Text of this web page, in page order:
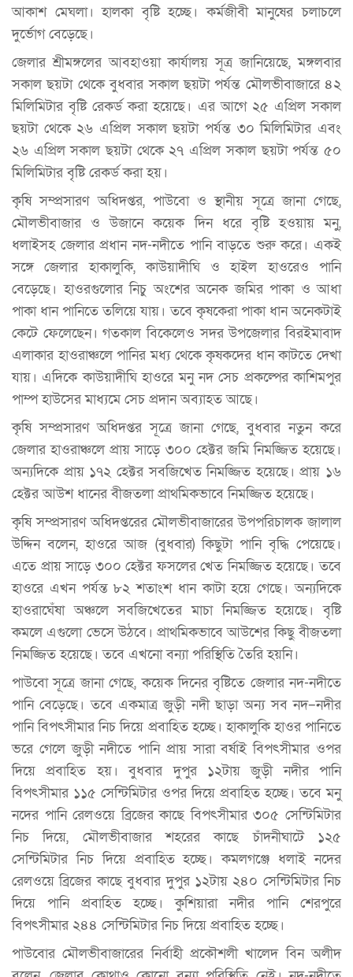
আকাশ মেঘলা। হালকা বৃষ্টি হচ্ছে। কর্মজীবী মানুষের চলাচলে
দুর্ভোগ বেড়েছে।
জেলার শ্রীমঙ্গলের আবহাওয়া কার্যালয় সূত্র জানিয়েছে, মঙ্গলবার
সকাল ছয়টা থেকে বুধবার সকাল ছয়টা পর্যন্ত মৌলভীবাজারে ৪২
মিলিমিটার বৃষ্টি রেকর্ড করা হয়েছে। এর আগে ২৫ এপ্রিল সকাল
ছয়টা থেকে ২৬ এপ্রিল সকাল ছয়টা পর্যন্ত ৩০ মিলিমিটার এবং
২৬ এপ্রিল সকাল ছয়টা থেকে ২৭ এপ্রিল সকাল ছয়টা পর্যন্ত ৫০
মিলিমিটার বৃষ্টি রেকর্ড করা হয়।
কৃষি সম্প্রসারণ অধিদপ্তর, পাউবো ও স্থানীয় সূত্রে জানা গেছে,
মৌলভীবাজার ও উজানে কয়েক দিন ধরে বৃষ্টি হওয়ায় মনু,
ধলাইসহ জেলার প্রধান নদ-নদীতে পানি বাড়তে শুরু করে। একই
সঙ্গে জেলার হাকালুকি, কাউয়াদীঘি ও হাইল হাওরেও পানি
বেড়েছে। হাওরগুলোর নিচু অংশের অনেক জমির পাকা ও আধা
পাকা ধান পানিতে তলিয়ে যায়। তবে কৃষকেরা পাকা ধান অনেকটাই
কেটে ফেলেছেন। গতকাল বিকেলেও সদর উপজেলার বিরইমাবাদ
এলাকার হাওরাঞ্চলে পানির মধ্য থেকে কৃষকদের ধান কাটতে দেখা
যায়। এদিকে কাউয়াদীঘি হাওরে মনু নদ সেচ প্রকল্পের কাশিমপুর
পাম্প হাউসের মাধ্যমে সেচ প্রদান অব্যাহত আছে।
কৃষি সম্প্রসারণ অধিদপ্তর সূত্রে জানা গেছে, বুধবার নতুন করে
জেলার হাওরাঞ্চলে প্রায় সাড়ে ৩০০ হেক্টর জমি নিমজ্জিত হয়েছে।
অন্যদিকে প্রায় ১৭২ হেক্টর সবজিখেত নিমজ্জিত হয়েছে। প্রায় ১৬
হেক্টর আউশ ধানের বীজতলা প্রাথমিকভাবে নিমজ্জিত হয়েছে।
কৃষি সম্প্রসারণ অধিদপ্তরের মৌলভীবাজারের উপপরিচালক জালাল
উদ্দিন বলেন, হাওরে আজ (বুধবার) কিছুটা পানি বৃদ্ধি পেয়েছে।
এতে প্রায় সাড়ে ৩০০ হেক্টর ফসলের খেত নিমজ্জিত হয়েছে। তবে
হাওরে এখন পর্যন্ত ৮২ শতাংশ ধান কাটা হয়ে গেছে। অন্যদিকে
হাওরাঘেঁষা অঞ্চলে সবজিখেতের মাচা নিমজ্জিত হয়েছে। বৃষ্টি
কমলে এগুলো ভেসে উঠবে। প্রাথমিকভাবে আউশের কিছু বীজতলা
নিমজ্জিত হয়েছে। তবে এখনো বন্যা পরিস্থিতি তৈরি হয়নি।
পাউবো সূত্রে জানা গেছে, কয়েক দিনের বৃষ্টিতে জেলার নদ-নদীতে
পানি বেড়েছে। তবে একমাত্র জুড়ী নদী ছাড়া অন্য সব নদ–নদীর
পানি বিপৎসীমার নিচ দিয়ে প্রবাহিত হচ্ছে। হাকালুকি হাওর পানিতে
ভরে গেলে জুড়ী নদীতে পানি প্রায় সারা বর্ষাই বিপৎসীমার ওপর
দিয়ে প্রবাহিত হয়। বুধবার দুপুর ১২টায় জুড়ী নদীর পানি
বিপৎসীমার ১১৫ সেন্টিমিটার ওপর দিয়ে প্রবাহিত হচ্ছে। তবে মনু
নদের পানি রেলওয়ে ব্রিজের কাছে বিপৎসীমার ৩০৫ সেন্টিমিটার
নিচ দিয়ে, মৌলভীবাজার শহরের কাছে চাঁদনীঘাটে ১২৫
সেন্টিমিটার নিচ দিয়ে প্রবাহিত হচ্ছে। কমলগঞ্জে ধলাই নদের
রেলওয়ে ব্রিজের কাছে বুধবার দুপুর ১২টায় ২৪০ সেন্টিমিটার নিচ
দিয়ে পানি প্রবাহিত হচ্ছে। কুশিয়ারা নদীর পানি শেরপুরে
বিপৎসীমার ২৪৪ সেন্টিমিটার নিচ দিয়ে প্রবাহিত হচ্ছে।
পাউবোর মৌলভীবাজারের নির্বাহী প্রকৌশলী খালেদ বিন অলীদ